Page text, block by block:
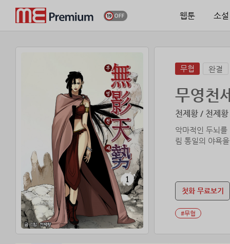
웹툰 소설
무협 완결
무영천
천제황 / 천제황
악마적인 두뇌
림 통일의 야욕
첫화 무료보기
#무협